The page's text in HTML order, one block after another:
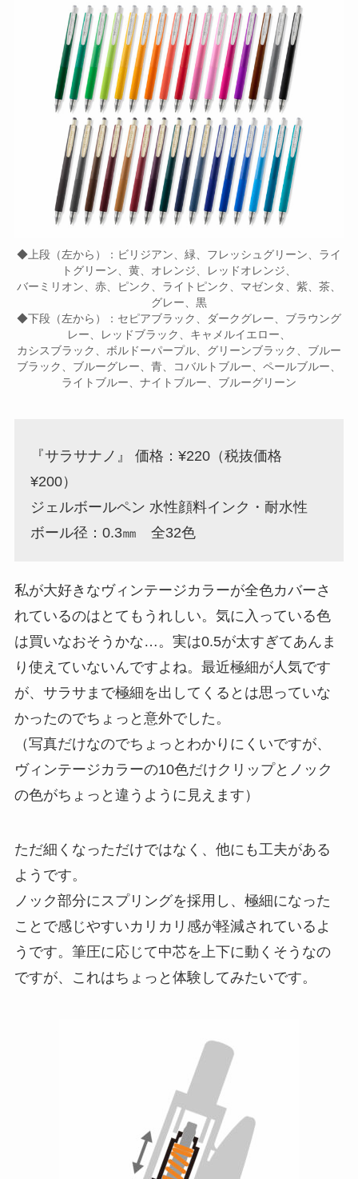
◆上段（左から）：ビリジアン、緑、フレッシュグリーン、ライ
トグリーン、黄、オレンジ、レッドオレンジ、
バーミリオン、赤、ピンク、ライトピンク、マゼンタ、紫、茶、
グレー、黒
◆下段（左から）：セピアブラック、ダークグレー、ブラウング
レー、レッドブラック、キャメルイエロー、
カシスブラック、ボルドーパープル、グリーンブラック、ブルー
ブラック、ブルーグレー、青、コバルトブルー、ペールブルー、
ライトブルー、ナイトブルー、ブルーグリーン
『サラサナノ』 価格：¥220（税抜価格
¥200）
ジェルボールペン 水性顔料インク・耐水性
ボール径：0.3㎜ 全32色
私が大好きなヴィンテージカラーが全色カバーさ
れているのはとてもうれしい。気に入っている色
は買いなおそうかな…。実は0.5が太すぎてあんま
り使えていないんですよね。最近極細が人気です
が、サラサまで極細を出してくるとは思っていな
かったのでちょっと意外でした。
（写真だけなのでちょっとわかりにくいですが、
ヴィンテージカラーの10色だけクリップとノック
の色がちょっと違うように見えます）
ただ細くなっただけではなく、他にも工夫がある
ようです。
ノック部分にスプリングを採用し、極細になった
ことで感じやすいカリカリ感が軽減されているよ
うです。筆圧に応じて中芯を上下に動くそうなの
ですが、これはちょっと体験してみたいです。